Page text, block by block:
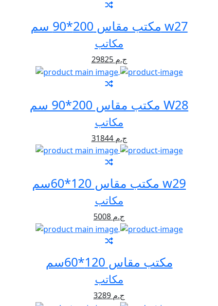
مكتب مقاس 200*90 سم w27
مكاتب
29825 ج.م
مكتب مقاس 200*90 سم W28
مكاتب
31844 ج.م
مكتب مقاس 120*60سم w29
مكاتب
5008 ج.م
مكتب مقاس 120*60سم
مكاتب
3289 ج.م